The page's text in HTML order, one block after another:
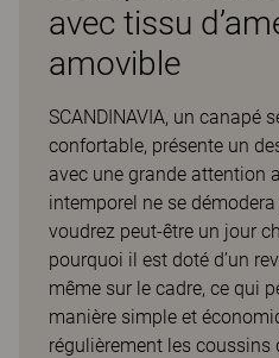
avec tissu
amovible
SCANDINAVIA, un canapé
confortable, présente un
avec une grande attention
intemporel ne se
voudrez peut-être un jour
pourquoi il est doté d’un
même sur le cadre, ce qui
manière simple et
régulièrement les coussins